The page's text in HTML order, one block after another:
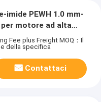
PEWH 1.0 mm-
per motore ad alta
Fee plus Freight MOQ：Il
della specifica
Contattaci